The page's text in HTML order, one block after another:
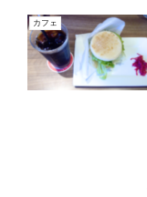
カフェ